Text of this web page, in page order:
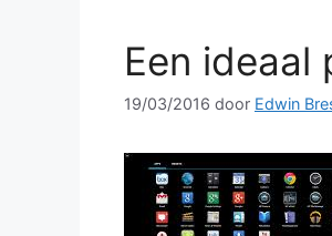
Een
19/03/2016 door Edwin